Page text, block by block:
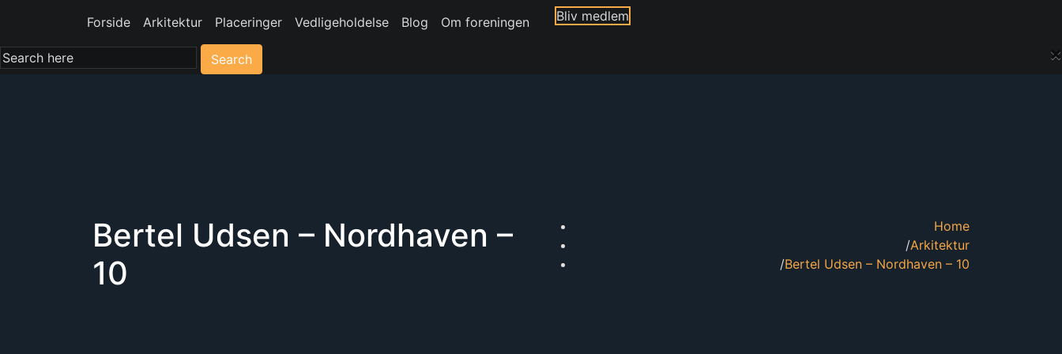
Forside Arkitektur Placeringer Vedligeholdelse Blog Om foreningen Bliv medlem
×
Search
Bertel Udsen – Nordhaven –
10
Home
Arkitektur
Bertel Udsen – Nordhaven – 10